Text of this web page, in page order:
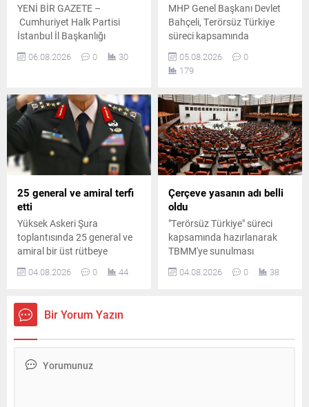
YENİ BİR GAZETE –
Cumhuriyet Halk Partisi
İstanbul İl Başkanlığı
yaptığı duyuruyla çok sayıda
aykırı faaliyetler gerekçesiyle
görevden uzaklaştırmıştı.
İlgili başkanların disiplin
kuruluna sevk edilmesinin
ardından teşkilatlarda yeni
bir yapılanma sürecine girildi.
Resmî duyurunun kısa
sürede yapılması bekleniyor
Parti...
06.08.2026 0 30
MHP Genel Başkanı Devlet
Bahçeli, Terörsüz Türkiye
süreci kapsamında
teklifine ilişkin
değerlendirmelerde bulundu.
önemli bir adım olduğunu
söyledi.
05.08.2026
0
179
25 general ve amiral terfi
etti
Yüksek Askeri Şura
toplantısında 25 general ve
amiral bir üst rütbeye
yükseltildi, 69 albay general
ve amiralliğe terfi etti. Hava
görevine Orgeneral Rafet
Dalkıran atandı.
04.08.2026 0 44
Çerçeve yasanın adı belli
oldu
"Terörsüz Türkiye" süreci
kapsamında hazırlanarak
TBMM'ye sunulması
beklenen çerçeve yasa
teklifinin ismi netleşti.
04.08.2026 0 38
Bir Yorum Yazın